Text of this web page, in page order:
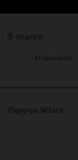
- 3-marce
Papyrus White